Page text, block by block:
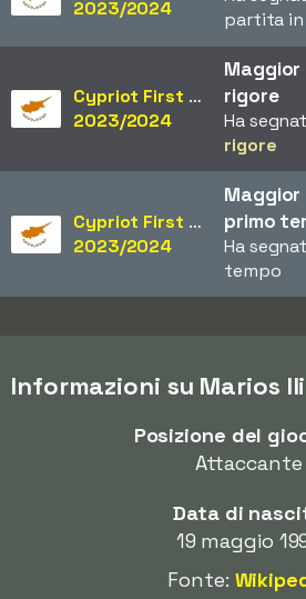
2023/2024
partita in
Cypriot First Division
2023/2024
Maggior
rigore
Ha
rigore
Cypriot First Division
2023/2024
Maggior
primo
Ha
tempo
Informazioni su Marios
Posizione del
Attaccante
Data di
19 maggio
Fonte: